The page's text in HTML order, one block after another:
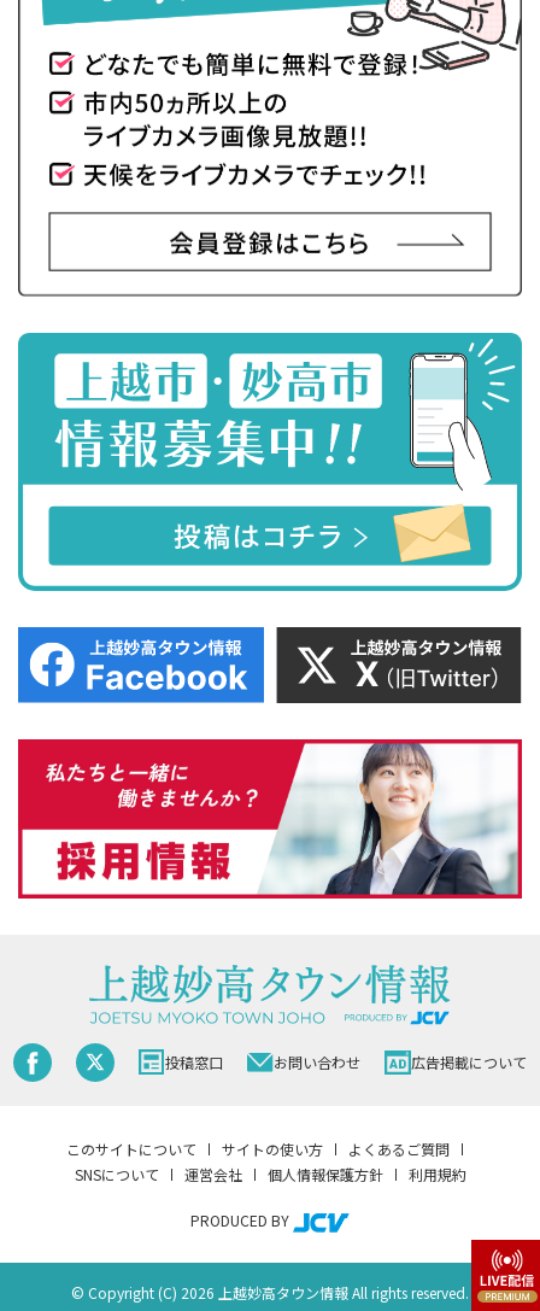
投稿窓口 お問い合わせ 広告掲載について
このサイトについて サイトの使い方
よくあるご質問
SNSについて
運営会社 個人情報保護方針 利用規約
PRODUCED BY
© Copyright (C) 2026 上越妙高タウン情報 All rights reserved.